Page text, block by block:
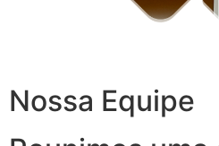
Nossa Equipe